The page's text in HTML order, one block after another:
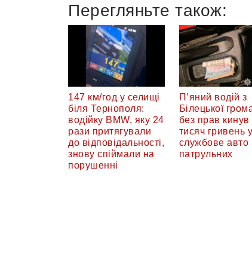
Перегляньте також:
147 км/год у селищі
біля Тернополя:
водійку BMW, яку 24
рази притягували
до відповідальності,
знову спіймали на
порушенні
П’яний водій з
Білецької
без прав кинув
тисяч гривень у
службове авто
патрульних